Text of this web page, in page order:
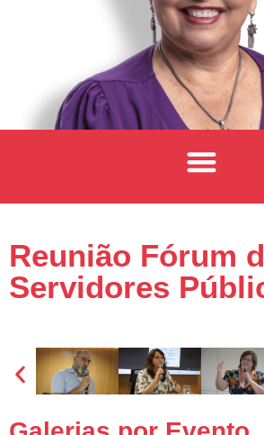
Reunião Fórum
Servidores